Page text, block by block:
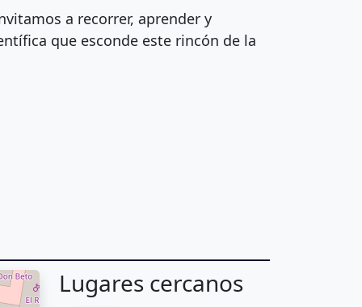
a recorrer, aprender y
que esconde este rincón de la
Lugares cercanos